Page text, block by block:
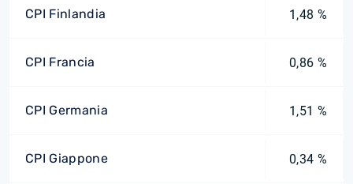
CPI Finlandia 1,48 %
CPI Francia 0,86 %
CPI Germania 1,51 %
CPI Giappone 0,34 %